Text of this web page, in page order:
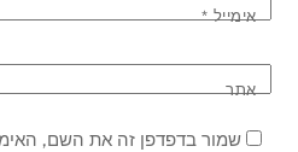
אימייל*
אתר
שמור בדפדפן זה את השם,